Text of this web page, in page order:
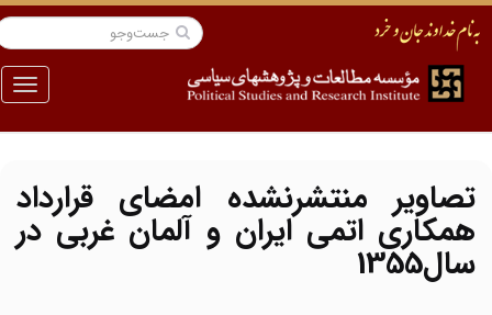
منو
تصاویر منتشرنشده امضای قرارداد
همکاری اتمی ایران و آلمان غربی در
سال1355